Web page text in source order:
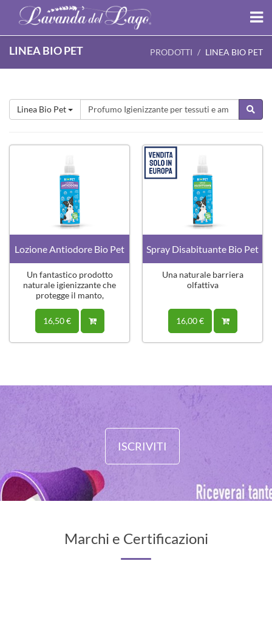
LINEA BIO PET PRODOTTI LINEA BIO PET
Linea Bio Pet
Lozione Antiodore Bio Pet
Un fantastico prodotto
naturale igienizzante che
protegge il manto,
naturale.
16,50 €
Spray Disabituante Bio Pet
Una naturale barriera
olfattiva
16,00 €
ISCRIVITI
Marchi e Certificazioni